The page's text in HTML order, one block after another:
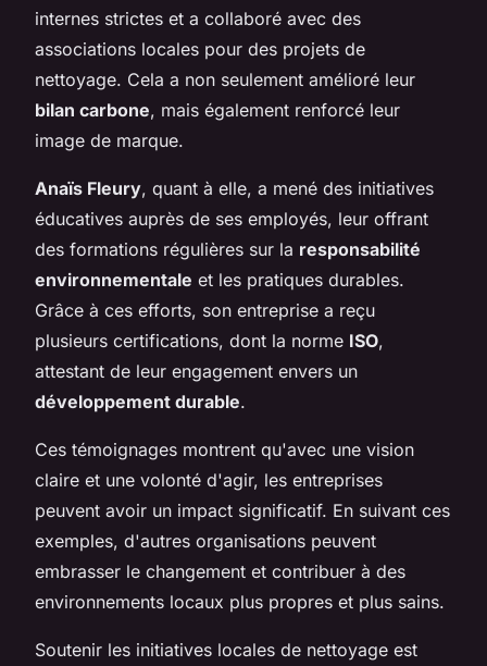
internes strictes et a collaboré avec des
associations locales pour des projets de
nettoyage. Cela a non seulement amélioré leur
bilan carbone, mais également renforcé leur
image de marque.
Anaïs Fleury, quant à elle, a mené des initiatives
éducatives auprès de ses employés, leur offrant
des formations régulières sur la responsabilité
environnementale et les pratiques durables.
Grâce à ces efforts, son entreprise a reçu
plusieurs certifications, dont la norme ISO,
attestant de leur engagement envers un
développement durable.
Ces témoignages montrent qu'avec une vision
claire et une volonté d'agir, les entreprises
peuvent avoir un impact significatif. En suivant ces
exemples, d'autres organisations peuvent
embrasser le changement et contribuer à des
environnements locaux plus propres et plus sains.
Soutenir les initiatives locales de nettoyage est